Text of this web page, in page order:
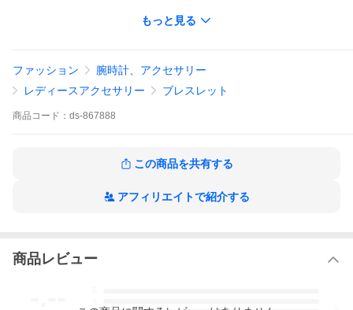
もっと見る
ファッション
腕時計、アクセサリー
レディースアクセサリー
ブレスレット
商品 コード： ds-867888
この商品を共有する
アフィリエイトで紹介する
商品レビュー